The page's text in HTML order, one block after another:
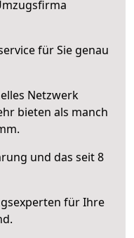
für Sie genau
Netzwerk
bieten als manch
und das seit 8
für Ihre